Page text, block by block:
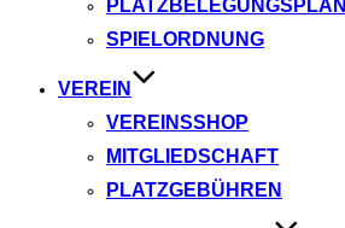
PLATZBELEGUNGSPLAN
SPIELORDNUNG
VEREIN
VEREINSSHOP
MITGLIEDSCHAFT
PLATZGEBÜHREN